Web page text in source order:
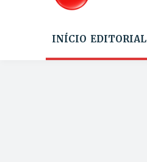
INÍCIO EDITORIAL